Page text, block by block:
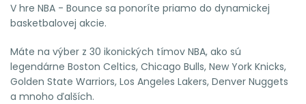
V hre NBA - Bounce sa ponoríte priamo do dynamickej
basketbalovej akcie.
Máte na výber z 30 ikonických tímov NBA, ako sú
legendárne Boston Celtics, Chicago Bulls, New York Knicks,
Golden State Warriors, Los Angeles Lakers, Denver Nuggets
a mnoho ďalších.